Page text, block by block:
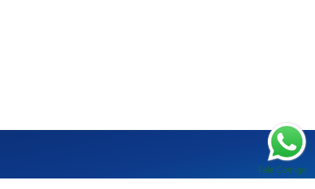
Fale Comigo